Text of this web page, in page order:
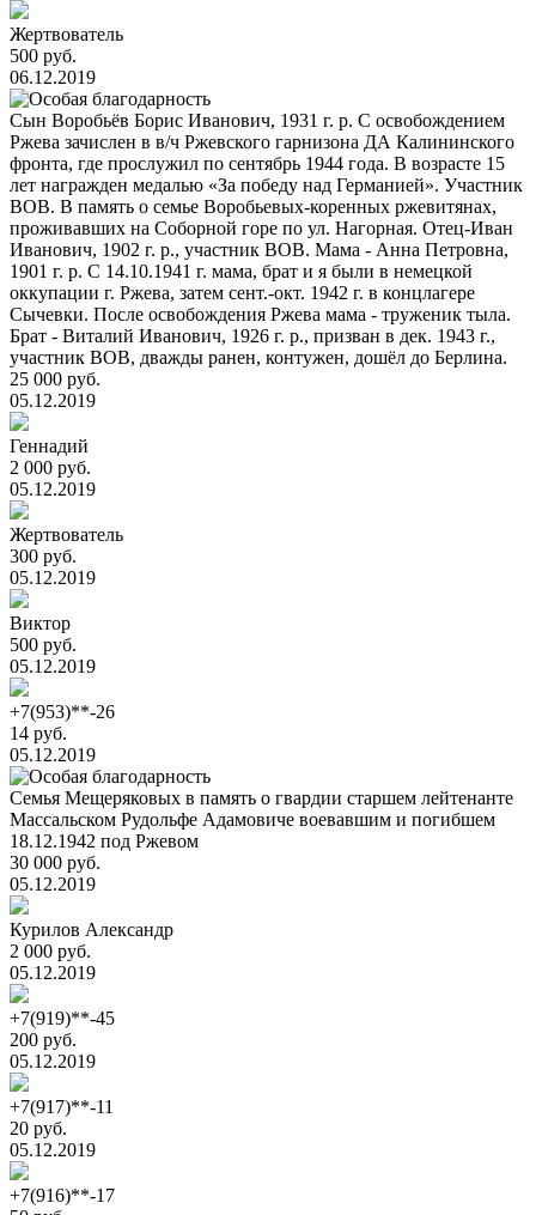
Жертвователь
500 руб.
06.12.2019
Сын Воробьёв Борис Иванович, 1931 г. р. С освобождением
Ржева зачислен в в/ч Ржевского гарнизона ДА Калининского
фронта, где прослужил по сентябрь 1944 года. В возрасте 15
лет награжден медалью «За победу над Германией». Участник
ВОВ. В память о семье Воробьевых-коренных ржевитянах,
проживавших на Соборной горе по ул. Нагорная. Отец-Иван
Иванович, 1902 г. р., участник ВОВ. Мама - Анна Петровна,
1901 г. р. С 14.10.1941 г. мама, брат и я были в немецкой
оккупации г. Ржева, затем сент.-окт. 1942 г. в концлагере
Сычевки. После освобождения Ржева мама - труженик тыла.
Брат - Виталий Иванович, 1926 г. р., призван в дек. 1943 г.,
участник ВОВ, дважды ранен, контужен, дошёл до Берлина.
25 000 руб.
05.12.2019
Геннадий
2 000 руб.
05.12.2019
Жертвователь
300 руб.
05.12.2019
Виктор
500 руб.
05.12.2019
+7(953)**-26
14 руб.
05.12.2019
Семья Мещеряковых в память о гвардии старшем лейтенанте
Массальском Рудольфе Адамовиче воевавшим и погибшем
18.12.1942 под Ржевом
30 000 руб.
05.12.2019
Курилов Александр
2 000 руб.
05.12.2019
+7(919)**-45
200 руб.
05.12.2019
+7(917)**-11
20 руб.
05.12.2019
+7(916)**-17